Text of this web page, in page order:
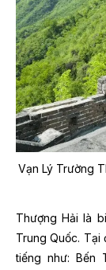
Vạn Lý Trường
Thượng Hải là
Trung Quốc. Tại
tiếng như: Bến